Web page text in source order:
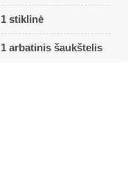
1 stiklinė
1 arbatinis šaukštelis